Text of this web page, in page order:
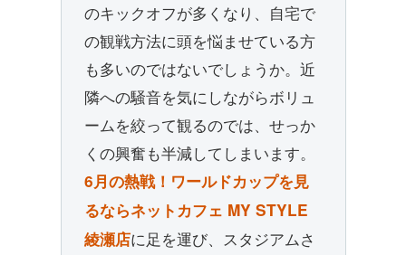
のキックオフが多くなり、自宅で
の観戦方法に頭を悩ませている方
も多いのではないでしょうか。近
隣への騒音を気にしながらボリュ
ームを絞って観るのでは、せっか
くの興奮も半減してしまいます。
6月の熱戦！ワールドカップを見
るならネットカフェ MY STYLE
綾瀬店に足を運び、スタジアムさ